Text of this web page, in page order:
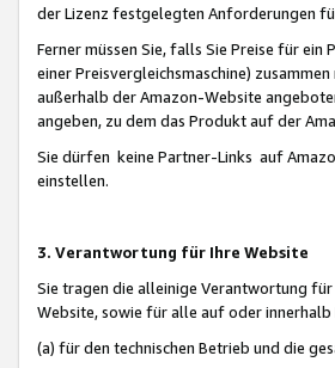
der Lizenz festgelegten Anforderungen
Ferner müssen Sie, falls Sie Preise für
einer Preisvergleichsmaschine)
außerhalb der Amazon-Website
angeben, zu dem das Produkt auf der
Sie dürfen keine Partner-Links auf
einstellen.
3. Verantwortung für Ihre Website
Sie tragen die alleinige Verantwortung
Website, sowie für alle auf oder
(a) für den technischen Betrieb und die